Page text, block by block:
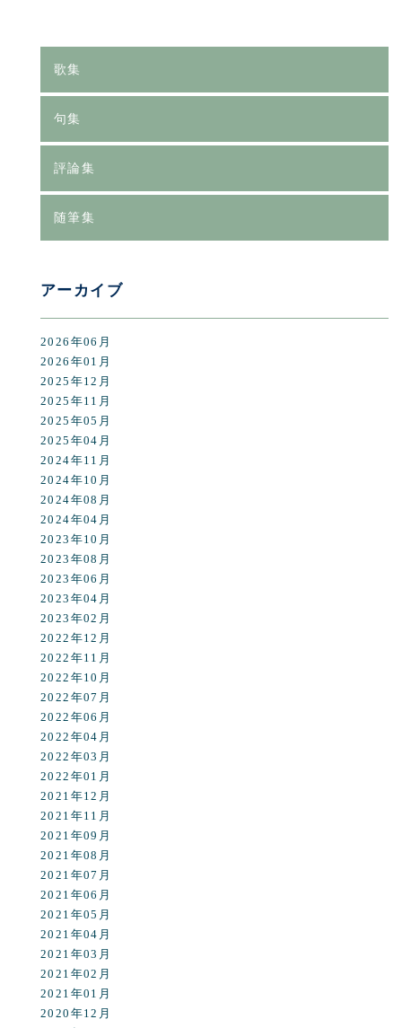
歌集
句集
評論集
随筆集
アーカイブ
2026年06月
2026年01月
2025年12月
2025年11月
2025年05月
2025年04月
2024年11月
2024年10月
2024年08月
2024年04月
2023年10月
2023年08月
2023年06月
2023年04月
2023年02月
2022年12月
2022年11月
2022年10月
2022年07月
2022年06月
2022年04月
2022年03月
2022年01月
2021年12月
2021年11月
2021年09月
2021年08月
2021年07月
2021年06月
2021年05月
2021年04月
2021年03月
2021年02月
2021年01月
2020年12月